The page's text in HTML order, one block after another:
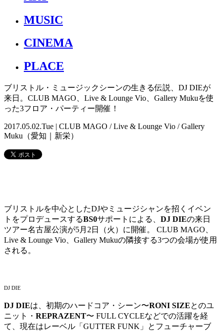
MUSIC
CINEMA
PLACE
ブリストル・ミュージックシーンの生きる伝説、DJ DIEが
来日。CLUB MAGO、Live & Lounge Vio、Gallery Mukuを使
った3フロア・パーティー開催！
2017.05.02.Tue | CLUB MAGO / Live & Lounge Vio / Gallery
Muku（愛知｜新栄）
ブリストルを中心としたDJやミュージシャンを招くイベン
トをプロデュースするBS0サポートによる、 DJ DIEの来日
ツアー名古屋公演が5月2日（火）に開催。 CLUB MAGO、
Live & Lounge Vio、Gallery Mukuの隣接する3つの会場が使用
される。
DJ DIE
DJ DIEは、初期のハードコア・シーン〜RONI SIZEとのユ
ニット・ REPRAZENT〜 FULL CYCLEなどでの活躍を経
て、現在はレーベル「GUTTER FUNK」とフューチャーブ